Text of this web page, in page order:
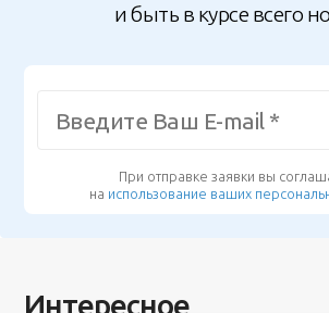
и быть в курсе всего
При отправке заявки вы
на использование ваших
Интересное